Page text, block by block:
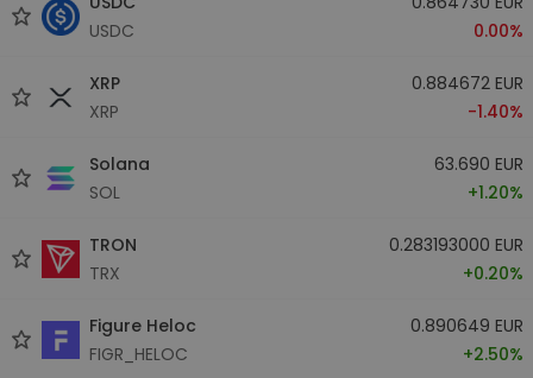
USDC
0.00%
XRP
XRP
0.884672 EUR
-1.40%
Solana
SOL
63.690 EUR
+1.20%
TRON
TRX
0.283193000 EUR
+0.20%
Figure Heloc
FIGR_HELOC
0.890649 EUR
+2.50%